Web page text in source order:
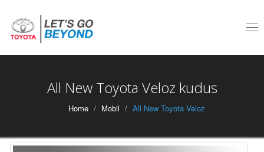
All New Toyota Veloz kudus
Home Mobil All New Toyota Veloz